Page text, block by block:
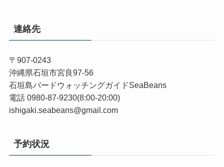
連絡先
〒907-0243
沖縄県石垣市宮良97-56
石垣島バードウォッチングガイドSeaBeans
電話 0980-87-9230(8:00-20:00)
ishigaki.seabeans@gmail.com
予約状況